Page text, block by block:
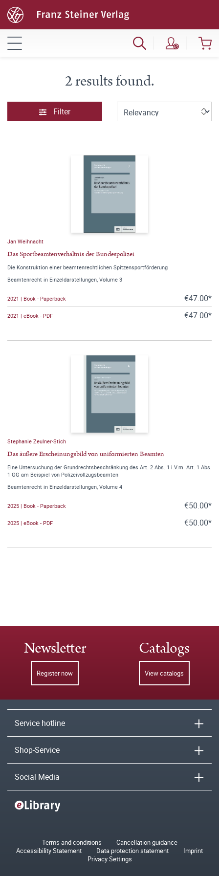
2 results found.
Filter
Jan Weihnacht
Das Sportbeamtenverhältnis der Bundespolizei
Die Konstruktion einer beamtenrechtlichen Spitzensportförderung
Beamtenrecht in Einzeldarstellungen, Volume 3
2021 | Book - Paperback €47.00*
2021 | eBook - PDF €47.00*
Stephanie Zeulner-Stich
Das äußere Erscheinungsbild von uniformierten Beamten
Eine Untersuchung der Grundrechtsbeschränkung des Art. 2 Abs. 1 i.V.m. Art. 1 Abs.
1 GG am Beispiel von Polizeivollzugsbeamten
Beamtenrecht in Einzeldarstellungen, Volume 4
2025 | Book - Paperback €50.00*
2025 | eBook - PDF €50.00*
Newsletter
Register now
Catalogs
View catalogs
Service hotline
Shop-Service
Social Media
Terms and conditions
Cancellation guidance
Accessibility Statement
Data protection statement
Imprint
Privacy Settings